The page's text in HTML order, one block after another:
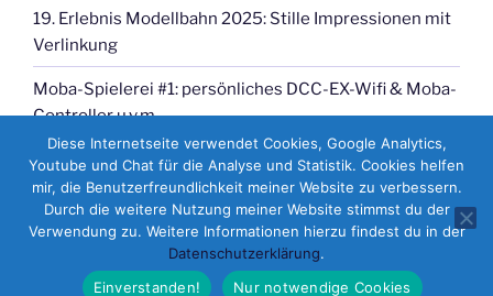
19. Erlebnis Modellbahn 2025: Stille Impressionen mit
Verlinkung
Moba-Spielerei #1: persönliches DCC-EX-Wifi & Moba-
Controller u.v.m.
Datenschutzerklärung Stolz präsentiert von WordPress
Diese Internetseite verwendet Cookies, Google Analytics,
Youtube und Chat für die Analyse und Statistik. Cookies helfen
mir, die Benutzerfreundlichkeit meiner Website zu verbessern.
Durch die weitere Nutzung meiner Website stimmst du der
Verwendung zu. Weitere Informationen hierzu findest du in der
Datenschutzerklärung.
Einverstanden!
Nur notwendige Cookies